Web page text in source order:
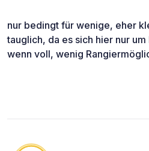
nur bedingt für wenige, eher
tauglich, da es sich hier nur
wenn voll, wenig